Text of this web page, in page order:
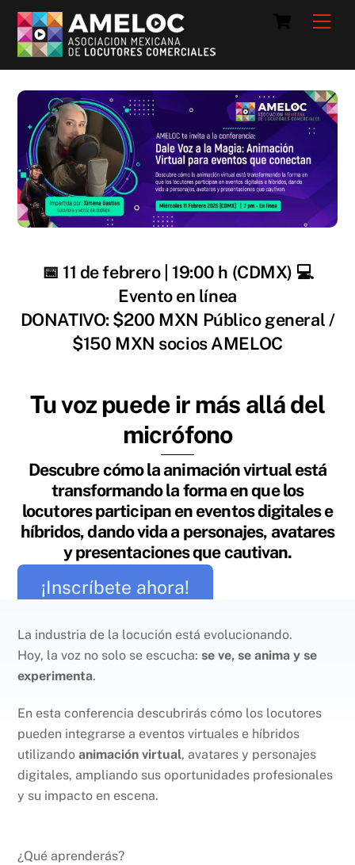
Skip
content
Cart
📅 11 de febrero | 19:00 h (CDMX) 💻
Evento en línea
DONATIVO: $200 MXN Público general /
$150 MXN socios AMELOC
Tu voz puede ir más allá del
micrófono
Descubre cómo la animación virtual está
transformando la forma en que los
locutores participan en eventos digitales e
híbridos, dando vida a personajes, avatares
y presentaciones que cautivan.
¡Inscríbete ahora!
La industria de la locución está evolucionando.
Hoy, la voz no solo se escucha:se ve, se anima y se
experimenta.
En esta conferencia descubrirás cómo los locutores
pueden integrarse a eventos virtuales e híbridos
utilizandoanimación virtual, avatares y personajes
digitales, ampliando sus oportunidades profesionales
y su impacto en escena.
¿Qué aprenderás?